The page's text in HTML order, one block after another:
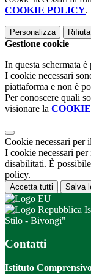
COOKIE POLICY.
Personalizza
Gestione cookie
In questa schermata
I cookie necessari
piattaforma e non è
Per conoscere quali
visionare la
Cookie necessari per
I cookie necessari
disabilitati. È
policy.
Accetta tutti Salva
Stilo - Bivongi"
Contatti
Istituto